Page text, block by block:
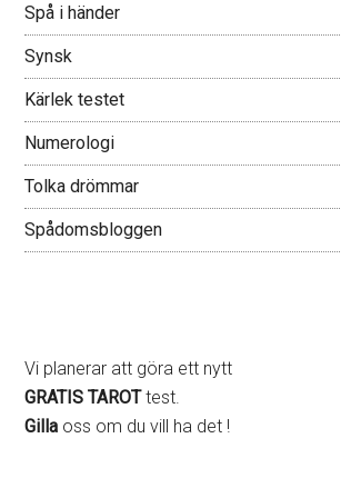
Spå i händer
Synsk
Kärlek testet
Numerologi
Tolka drömmar
Spådomsbloggen
Vi planerar att göra ett nytt
GRATIS TAROTtest.
Gilla oss om du vill ha det !